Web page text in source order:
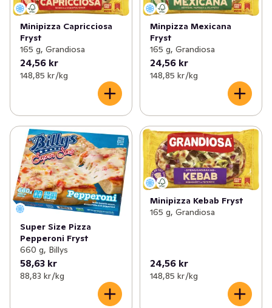
Minipizza Capricciosa
Fryst
165 g, Grandiosa
24,56 kr
148,85 kr /kg
Minpizza Mexicana
Fryst
165 g, Grandiosa
24,56 kr
148,85 kr /kg
Super Size Pizza
Pepperoni Fryst
660 g, Billys
58,63 kr
88,83 kr /kg
Minipizza Kebab Fryst
165 g, Grandiosa
24,56 kr
148,85 kr /kg